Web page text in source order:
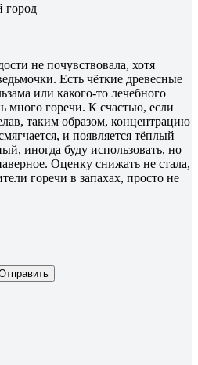
город
не почувствовала, хотя
Есть чёткие древесные
или какого-то лечебного
много горечи. К счастью, если
таким образом, концентрацию
и появляется тёплый
иногда буду использовать, но
Оценку снижать не стала,
горечи в запахах, просто не